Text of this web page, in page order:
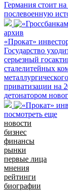
Германия стоит
послевоенную
архив
«Прокат»
Государство
серьезный
сталелитейных
приватизации на
детонатором
посмотреть еще
новости
бизнес
финансы
рынки
первые лица
мнения
рейтинги
биографии